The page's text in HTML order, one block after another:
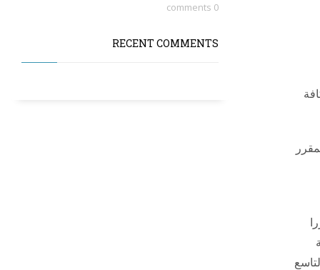
سيتم نشر كافة
التاسع
0 comments
RECENT COMMENTS